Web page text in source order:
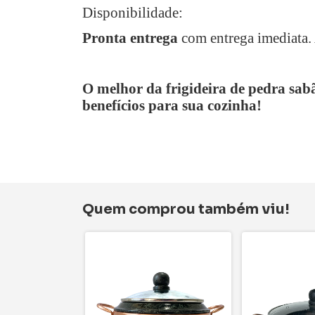
Disponibilidade:
Pronta entrega com entrega
O melhor da frigideira de pedra
benefícios para sua cozinha!
Quem comprou também viu!